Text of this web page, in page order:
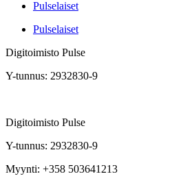
Pulselaiset
Pulselaiset
Digitoimisto Pulse
Y-tunnus: 2932830-9
Digitoimisto Pulse
Y-tunnus: 2932830-9
Myynti: +358 503641213